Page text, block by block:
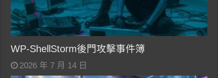
WP-ShellStorm後門攻擊事件簿
2026 年 7 月 14 日